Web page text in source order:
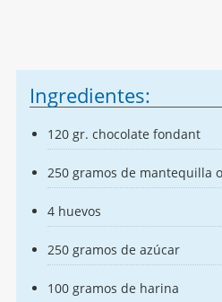
Ingredientes:
120 gr. chocolate fondant
250 gramos de mantequilla
4 huevos
250 gramos de azúcar
100 gramos de harina